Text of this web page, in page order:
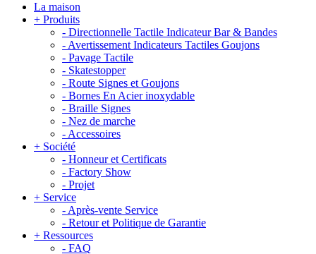
La maison
+ Produits
- Directionnelle Tactile Indicateur Bar & Bandes
- Avertissement Indicateurs Tactiles Goujons
- Pavage Tactile
- Skatestopper
- Route Signes et Goujons
- Bornes En Acier inoxydable
- Braille Signes
- Nez de marche
- Accessoires
+ Société
- Honneur et Certificats
- Factory Show
- Projet
+ Service
- Après-vente Service
- Retour et Politique de Garantie
+ Ressources
- FAQ